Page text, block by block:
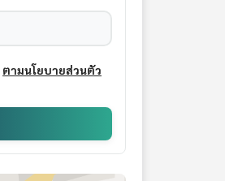
ตามนโยบายส่วนตัว